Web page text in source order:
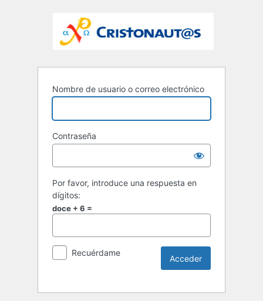
Nombre de usuario o correo electrónico
Contraseña
Por favor, introduce una respuesta en
dígitos:
doce + 6 =
Recuérdame